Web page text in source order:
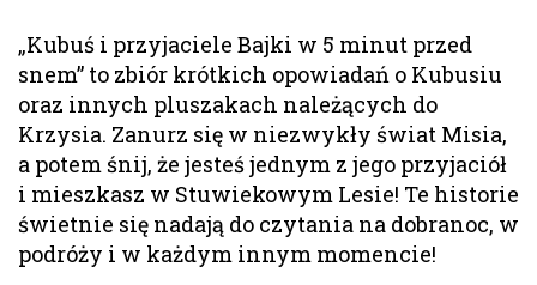
„Kubuś i przyjaciele Bajki w 5 minut przed
snem” to zbiór krótkich opowiadań o Kubusiu
oraz innych pluszakach należących do
Krzysia. Zanurz się w niezwykły świat Misia,
a potem śnij, że jesteś jednym z jego przyjaciół
i mieszkasz w Stuwiekowym Lesie! Te historie
świetnie się nadają do czytania na dobranoc, w
podróży i w każdym innym momencie!